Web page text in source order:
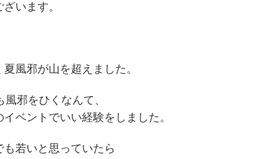
います。
夏風邪が山を超えました。
風邪をひくなんて、
イベントでいい経験をしました。
も若いと思っていたら